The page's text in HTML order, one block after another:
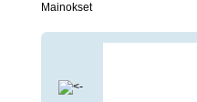
Mainokset